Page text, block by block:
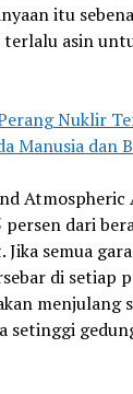
itu
terlalu asin
Nuklir
Manusia dan
persen dari
semua
di setiap
menjulang
setinggi